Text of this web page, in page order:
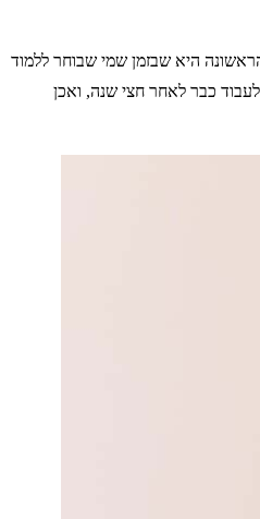
היא שבזמן שמי שבוחר ללמוד
כבר לאחר חצי שנה, ואכן